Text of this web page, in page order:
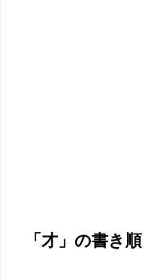
「才」の書き順